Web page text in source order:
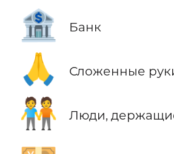
🏦 Банк
🙏 Сложенные
🧑‍🤝‍🧑 Люди,